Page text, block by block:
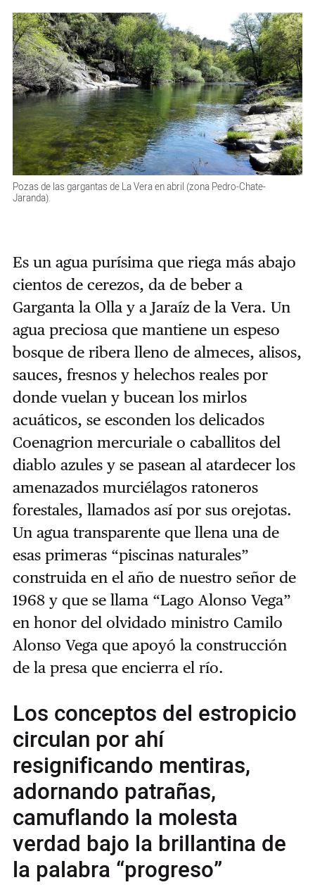
Pozas de las gargantas de La Vera en abril (zona Pedro-Chate-
Jaranda).
Es un agua purísima que riega más abajo
cientos de cerezos, da de beber a
Garganta la Olla y a Jaraíz de la Vera. Un
agua preciosa que mantiene un espeso
bosque de ribera lleno de almeces, alisos,
sauces, fresnos y helechos reales por
donde vuelan y bucean los mirlos
acuáticos, se esconden los delicados
Coenagrion mercuriale o caballitos del
diablo azules y se pasean al atardecer los
amenazados murciélagos ratoneros
forestales, llamados así por sus orejotas.
Un agua transparente que llena una de
esas primeras “piscinas naturales”
construida en el año de nuestro señor de
1968 y que se llama “Lago Alonso Vega”
en honor del olvidado ministro Camilo
Alonso Vega que apoyó la construcción
de la presa que encierra el río.
Los conceptos del estropicio
circulan por ahí
resignificando mentiras,
adornando patrañas,
camuflando la molesta
verdad bajo la brillantina de
la palabra “progreso”